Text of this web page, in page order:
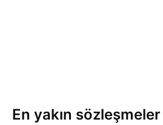
En yakın sözleşmeler